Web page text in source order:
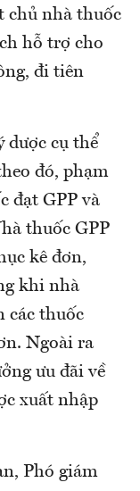
chủ nhà thuốc
hỗ trợ cho
đi tiên
dược cụ thể
đó, phạm
đạt GPP và
thuốc GPP
kê đơn,
khi nhà
các thuốc
Ngoài ra
ưu đãi về
xuất nhập
Phó giám